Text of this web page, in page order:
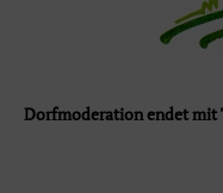
Dorfmoderation endet mit